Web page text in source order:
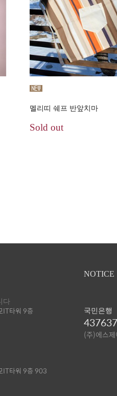
멜리띠 쉐프 반앞치마
Sold out
다
IT타워 9층
IT타워 9층 903
NOTICE
국민은행
(주)에스